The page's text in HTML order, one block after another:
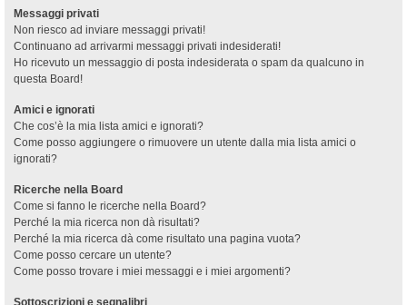
Messaggi privati
Non riesco ad inviare messaggi privati!
Continuano ad arrivarmi messaggi privati indesiderati!
Ho ricevuto un messaggio di posta indesiderata o spam da qualcuno in
questa Board!
Amici e ignorati
Che cos’è la mia lista amici e ignorati?
Come posso aggiungere o rimuovere un utente dalla mia lista amici o
ignorati?
Ricerche nella Board
Come si fanno le ricerche nella Board?
Perché la mia ricerca non dà risultati?
Perché la mia ricerca dà come risultato una pagina vuota?
Come posso cercare un utente?
Come posso trovare i miei messaggi e i miei argomenti?
Sottoscrizioni e segnalibri